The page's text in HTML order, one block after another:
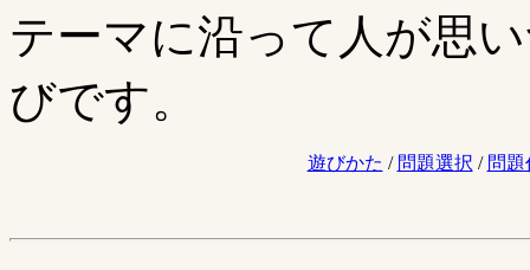
テーマに沿って人が思
びです。
遊びかた / 問題選択 / 問題